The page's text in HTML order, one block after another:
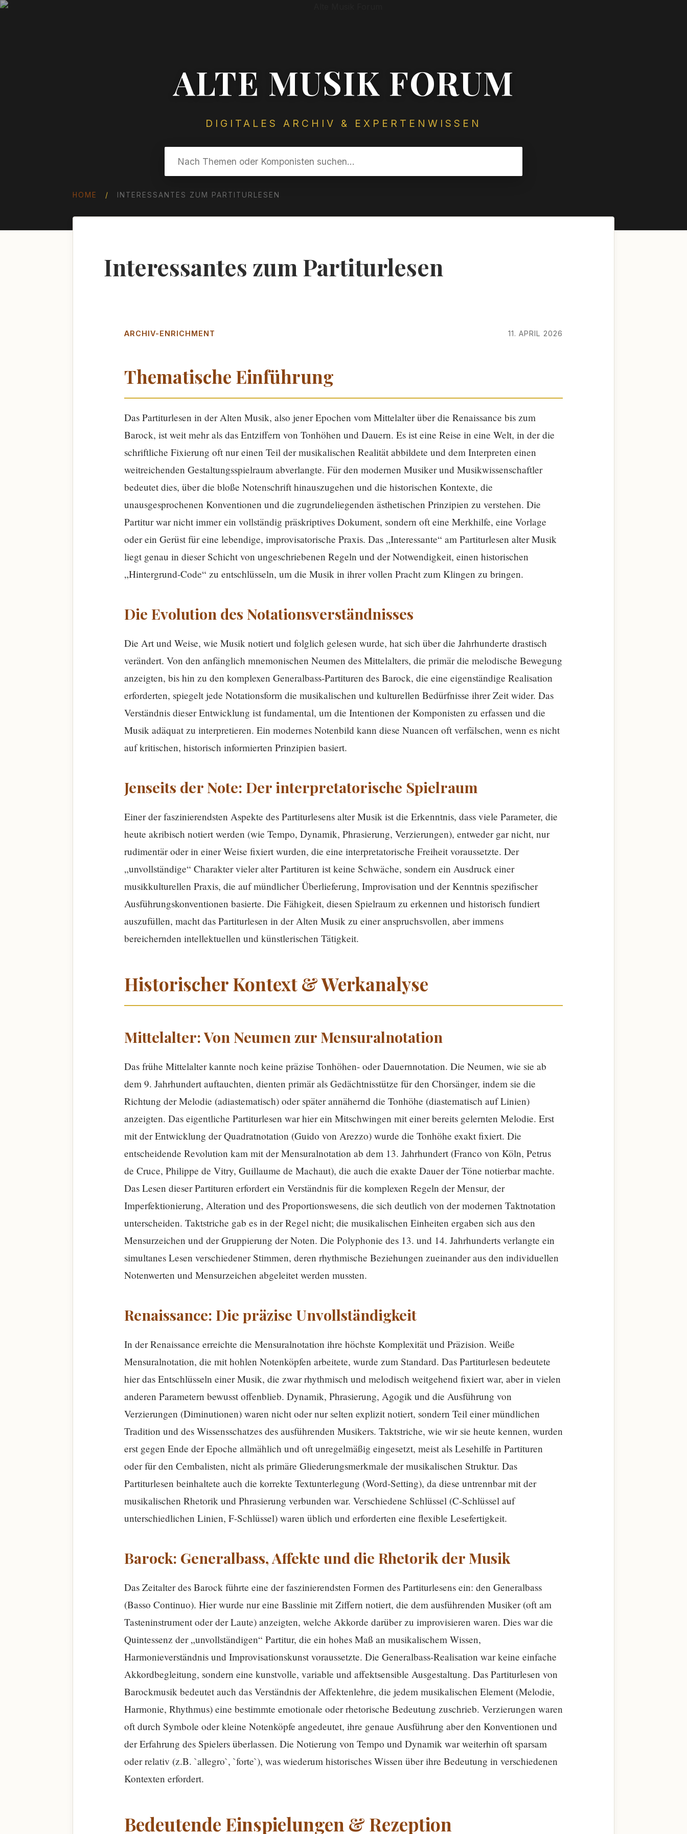
ALTE MUSIK FORUM
DIGITALES ARCHIV & EXPERTENWISSEN
HOME / INTERESSANTES ZUM PARTITURLESEN
Interessantes zum Partiturlesen
ARCHIV-ENRICHMENT 11. APRIL 2026
Thematische Einführung
Das Partiturlesen in der Alten Musik, also jener Epochen vom Mittelalter über die Renaissance bis zum
Barock, ist weit mehr als das Entziffern von Tonhöhen und Dauern. Es ist eine Reise in eine Welt, in der die
schriftliche Fixierung oft nur einen Teil der musikalischen Realität abbildete und dem Interpreten einen
weitreichenden Gestaltungsspielraum abverlangte. Für den modernen Musiker und Musikwissenschaftler
bedeutet dies, über die bloße Notenschrift hinauszugehen und die historischen Kontexte, die
unausgesprochenen Konventionen und die zugrundeliegenden ästhetischen Prinzipien zu verstehen. Die
Partitur war nicht immer ein vollständig präskriptives Dokument, sondern oft eine Merkhilfe, eine Vorlage
oder ein Gerüst für eine lebendige, improvisatorische Praxis. Das „Interessante“ am Partiturlesen alter Musik
liegt genau in dieser Schicht von ungeschriebenen Regeln und der Notwendigkeit, einen historischen
„Hintergrund-Code“ zu entschlüsseln, um die Musik in ihrer vollen Pracht zum Klingen zu bringen.
Die Evolution des Notationsverständnisses
Die Art und Weise, wie Musik notiert und folglich gelesen wurde, hat sich über die Jahrhunderte drastisch
verändert. Von den anfänglich mnemonischen Neumen des Mittelalters, die primär die melodische Bewegung
anzeigten, bis hin zu den komplexen Generalbass-Partituren des Barock, die eine eigenständige Realisation
erforderten, spiegelt jede Notationsform die musikalischen und kulturellen Bedürfnisse ihrer Zeit wider. Das
Verständnis dieser Entwicklung ist fundamental, um die Intentionen der Komponisten zu erfassen und die
Musik adäquat zu interpretieren. Ein modernes Notenbild kann diese Nuancen oft verfälschen, wenn es nicht
auf kritischen, historisch informierten Prinzipien basiert.
Jenseits der Note: Der interpretatorische Spielraum
Einer der faszinierendsten Aspekte des Partiturlesens alter Musik ist die Erkenntnis, dass viele Parameter, die
heute akribisch notiert werden (wie Tempo, Dynamik, Phrasierung, Verzierungen), entweder gar nicht, nur
rudimentär oder in einer Weise fixiert wurden, die eine interpretatorische Freiheit voraussetzte. Der
„unvollständige“ Charakter vieler alter Partituren ist keine Schwäche, sondern ein Ausdruck einer
musikkulturellen Praxis, die auf mündlicher Überlieferung, Improvisation und der Kenntnis spezifischer
Ausführungskonventionen basierte. Die Fähigkeit, diesen Spielraum zu erkennen und historisch fundiert
auszufüllen, macht das Partiturlesen in der Alten Musik zu einer anspruchsvollen, aber immens
bereichernden intellektuellen und künstlerischen Tätigkeit.
Historischer Kontext & Werkanalyse
Mittelalter: Von Neumen zur Mensuralnotation
Das frühe Mittelalter kannte noch keine präzise Tonhöhen- oder Dauernnotation. Die Neumen, wie sie ab
dem 9. Jahrhundert auftauchten, dienten primär als Gedächtnisstütze für den Chorsänger, indem sie die
Richtung der Melodie (adiastematisch) oder später annähernd die Tonhöhe (diastematisch auf Linien)
anzeigten. Das eigentliche Partiturlesen war hier ein Mitschwingen mit einer bereits gelernten Melodie. Erst
mit der Entwicklung der Quadratnotation (Guido von Arezzo) wurde die Tonhöhe exakt fixiert. Die
entscheidende Revolution kam mit der Mensuralnotation ab dem 13. Jahrhundert (Franco von Köln, Petrus
de Cruce, Philippe de Vitry, Guillaume de Machaut), die auch die exakte Dauer der Töne notierbar machte.
Das Lesen dieser Partituren erfordert ein Verständnis für die komplexen Regeln der Mensur, der
Imperfektionierung, Alteration und des Proportionswesens, die sich deutlich von der modernen Taktnotation
unterscheiden. Taktstriche gab es in der Regel nicht; die musikalischen Einheiten ergaben sich aus den
Mensurzeichen und der Gruppierung der Noten. Die Polyphonie des 13. und 14. Jahrhunderts verlangte ein
simultanes Lesen verschiedener Stimmen, deren rhythmische Beziehungen zueinander aus den individuellen
Notenwerten und Mensurzeichen abgeleitet werden mussten.
Renaissance: Die präzise Unvollständigkeit
In der Renaissance erreichte die Mensuralnotation ihre höchste Komplexität und Präzision. Weiße
Mensuralnotation, die mit hohlen Notenköpfen arbeitete, wurde zum Standard. Das Partiturlesen bedeutete
hier das Entschlüsseln einer Musik, die zwar rhythmisch und melodisch weitgehend fixiert war, aber in vielen
anderen Parametern bewusst offenblieb. Dynamik, Phrasierung, Agogik und die Ausführung von
Verzierungen (Diminutionen) waren nicht oder nur selten explizit notiert, sondern Teil einer mündlichen
Tradition und des Wissensschatzes des ausführenden Musikers. Taktstriche, wie wir sie heute kennen, wurden
erst gegen Ende der Epoche allmählich und oft unregelmäßig eingesetzt, meist als Lesehilfe in Partituren
oder für den Cembalisten, nicht als primäre Gliederungsmerkmale der musikalischen Struktur. Das
Partiturlesen beinhaltete auch die korrekte Textunterlegung (Word-Setting), da diese untrennbar mit der
musikalischen Rhetorik und Phrasierung verbunden war. Verschiedene Schlüssel (C-Schlüssel auf
unterschiedlichen Linien, F-Schlüssel) waren üblich und erforderten eine flexible Lesefertigkeit.
Barock: Generalbass, Affekte und die Rhetorik der Musik
Das Zeitalter des Barock führte eine der faszinierendsten Formen des Partiturlesens ein: den Generalbass
(Basso Continuo). Hier wurde nur eine Basslinie mit Ziffern notiert, die dem ausführenden Musiker (oft am
Tasteninstrument oder der Laute) anzeigten, welche Akkorde darüber zu improvisieren waren. Dies war die
Quintessenz der „unvollständigen“ Partitur, die ein hohes Maß an musikalischem Wissen,
Harmonieverständnis und Improvisationskunst voraussetzte. Die Generalbass-Realisation war keine einfache
Akkordbegleitung, sondern eine kunstvolle, variable und affektsensible Ausgestaltung. Das Partiturlesen von
Barockmusik bedeutet auch das Verständnis der Affektenlehre, die jedem musikalischen Element (Melodie,
Harmonie, Rhythmus) eine bestimmte emotionale oder rhetorische Bedeutung zuschrieb. Verzierungen waren
oft durch Symbole oder kleine Notenköpfe angedeutet, ihre genaue Ausführung aber den Konventionen und
der Erfahrung des Spielers überlassen. Die Notierung von Tempo und Dynamik war weiterhin oft sparsam
oder relativ (z.B. `allegro`, `forte`), was wiederum historisches Wissen über ihre Bedeutung in verschiedenen
Kontexten erfordert.
Bedeutende Einspielungen & Rezeption